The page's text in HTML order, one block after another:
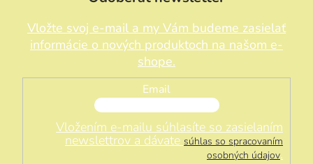
Vložte svoj e-mail a my Vám budeme zasielať
informácie o nových produktoch na našom e-
shope.
Email
Vložením e-mailu súhlasíte so zasielaním
newslettrov a dávate súhlas so spracovaním
osobných údajov.